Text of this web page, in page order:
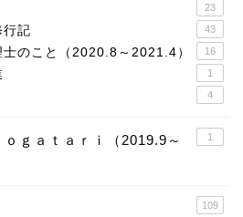
23
行記 43
のこと（2020.8～2021.4） 16
1
4
ｇａｔａｒｉ（2019.9～
1
109